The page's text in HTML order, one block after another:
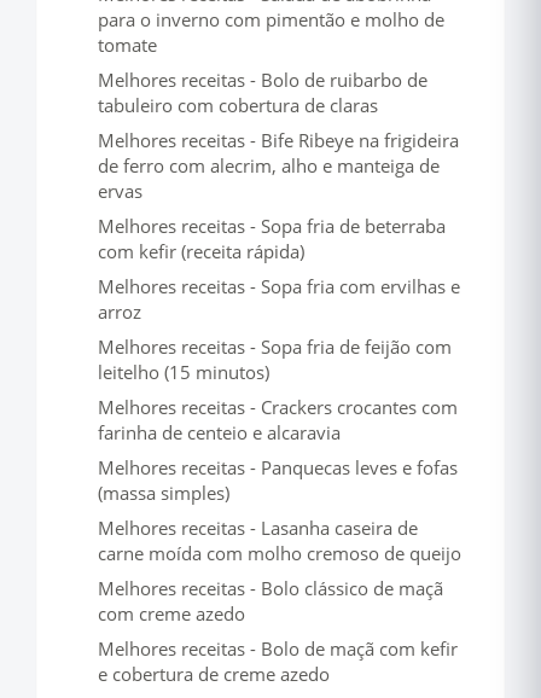
para o inverno com pimentão e molho de
tomate
Melhores receitas - Bolo de ruibarbo de
tabuleiro com cobertura de claras
Melhores receitas - Bife Ribeye na frigideira
de ferro com alecrim, alho e manteiga de
ervas
Melhores receitas - Sopa fria de beterraba
com kefir (receita rápida)
Melhores receitas - Sopa fria com ervilhas e
arroz
Melhores receitas - Sopa fria de feijão com
leitelho (15 minutos)
Melhores receitas - Crackers crocantes com
farinha de centeio e alcaravia
Melhores receitas - Panquecas leves e fofas
(massa simples)
Melhores receitas - Lasanha caseira de
carne moída com molho cremoso de queijo
Melhores receitas - Bolo clássico de maçã
com creme azedo
Melhores receitas - Bolo de maçã com kefir
e cobertura de creme azedo